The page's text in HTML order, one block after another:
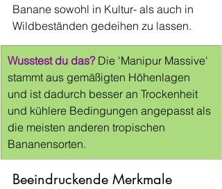
Banane sowohl in Kultur- als auch in
Wildbeständen gedeihen zu lassen.
Wusstest du das? Die 'Manipur Massive'
stammt aus gemäßigten Höhenlagen
und ist dadurch besser an Trockenheit
und kühlere Bedingungen angepasst als
die meisten anderen tropischen
Bananensorten.
Beeindruckende Merkmale